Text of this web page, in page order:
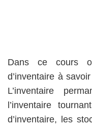
Dans ce cours
d’inventaire à
L’inventaire
l’inventaire
d’inventaire, les